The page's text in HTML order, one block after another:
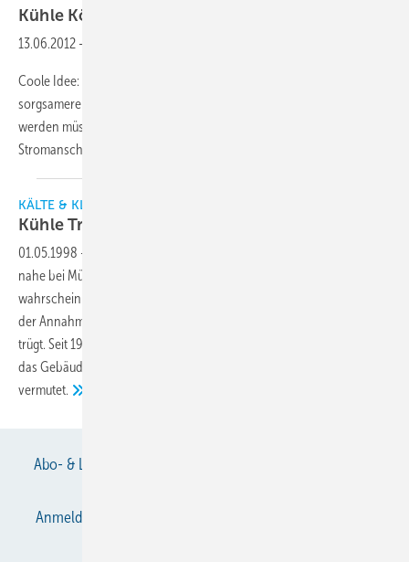
Kühle Körbchen statt
13.06.2012 -
Coole Idee: In Japan wirbt ein BH mit Kühlfunktion für einen
sorgsameren Umgang mit Energie. Einen Haken gibt es aber: Gekühlt
werden müssen die Körbchen natürlich in einem Kühlschrank mit
Stromanschluss.
KÄLTE & KLIMATECHNIK
Kühle Träume mit ISCEON
01.05.1998 -
nahe bei München. Wüßte man es nicht besser, würde man
wahrscheinlich an der Niederlassung der ISG-DSG vorbeifahren in
der Annahme, es handelt sich um ein Wohnhaus. Doch der Schein
trügt. Seit 1913 werden hier Schlaf- und Speisewagen gewartet und
das Gebäude ist weit größer, als man von außen auf den ersten Blick
vermutet.
Abo- & Leserservice
Anmelden